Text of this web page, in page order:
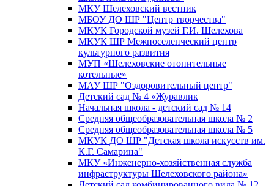
МКУ Шелеховский вестник
МБОУ ДО ШР "Центр творчества"
МКУК Городской музей Г.И. Шелехова
МКУК ШР Межпоселенческий центр
культурного развития
МУП «Шелеховские отопительные
котельные»
МАУ ШР "Оздоровительный центр"
Детский сад № 4 «Журавлик
Начальная школа - детский сад № 14
Средняя общеобразовательная школа № 2
Средняя общеобразовательная школа № 5
МКУК ДО ШР "Детская школа искусств им.
К.Г. Самарина"
МКУ «Инженерно-хозяйственная служба
инфраструктуры Шелеховского района»